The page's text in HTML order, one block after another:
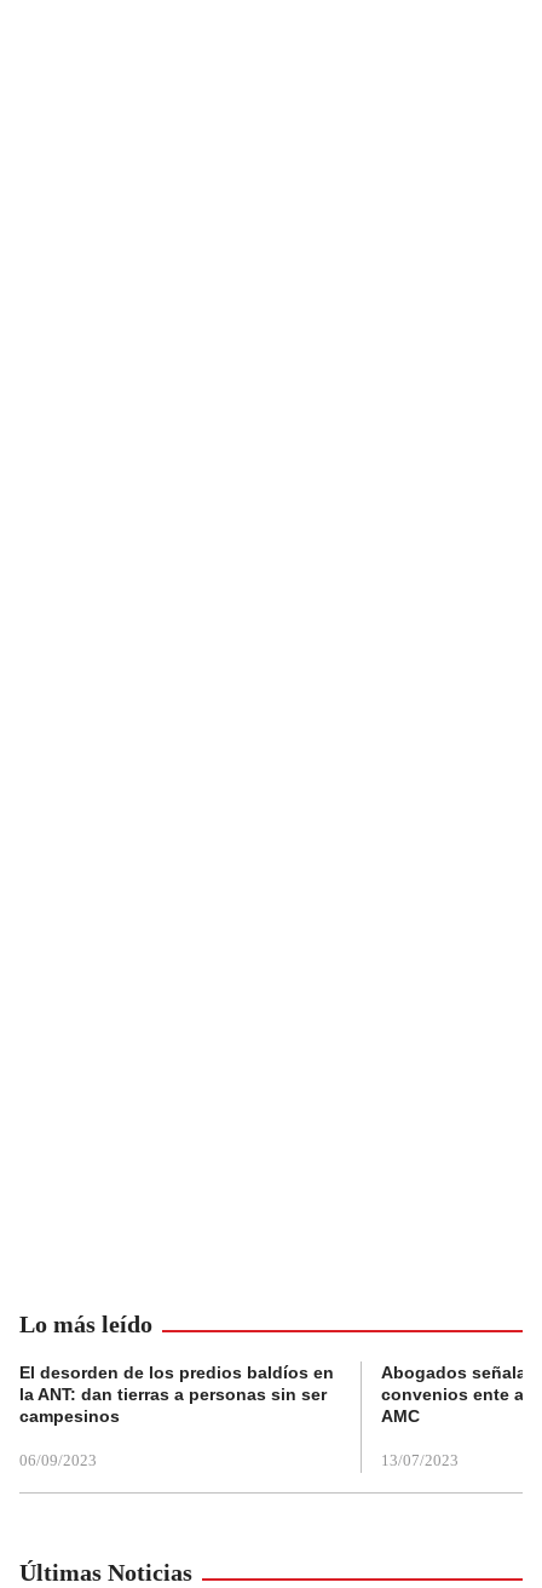
Lo más leído
El desorden de los predios baldíos en
la ANT: dan tierras a personas sin ser
campesinos
06/09/2023
Abogados
convenios ente
AMC
13/07/2023
Últimas Noticias